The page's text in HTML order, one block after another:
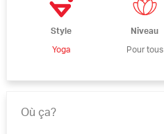
Style
Yoga
Niveau
Pour tous
Où ça?